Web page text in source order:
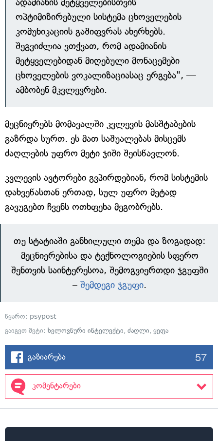
ადამიანის მეტყველებისთვის
ოპტიმიზირებული სისტემა ცხოველების
კომუნიკაციის გაშიფვრას ახერხებს.
შეგვიძლია ვთქვათ, რომ ადამიანის
მეტყველებიდან მიღებული მონაცემები
ცხოველების ვოკალიზაციასაც ერგება", —
ამბობენ მკვლევრები.
მეცნიერებს მომავალში კვლევის მასშტაბების
გაზრდა სურთ. ეს მათ საშუალებას მისცემს
ძაღლების უფრო მეტი ჯიში შეისწავლონ.
კვლევის ავტორები გვპირდებიან, რომ სისტემის
დახვეწასთან ერთად, სულ უფრო მეტად
გავუგებთ ჩვენს ოთხფეხა მეგობრებს.
თუ სტატიაში განხილული თემა და ზოგადად:
მეცნიერებისა და ტექნოლოგიების სფერო
შენთვის საინტერესოა, შემოგვიერთდი ჯგუფში
– შემდეგი ჯგუფი.
წყარო: psypost
გაიგეთ მეტი: ხელოვნური ინტელექტი, ძაღლი, ყეფა
გაზიარება 57
კომენტარები